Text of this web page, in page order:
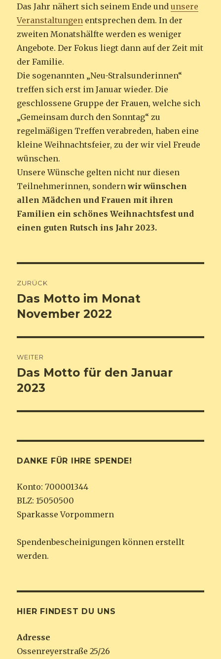
Das Jahr nähert sich seinem Ende undunsere
Veranstaltungen entsprechen dem. In der
zweiten Monatshälfte werden es weniger
Angebote. Der Fokus liegt dann auf der Zeit mit
der Familie.
Die sogenannten „Neu-Stralsunderinnen“
treffen sich erst im Januar wieder. Die
geschlossene Gruppe der Frauen, welche sich
„Gemeinsam durch den Sonntag“ zu
regelmäßigen Treffen verabreden, haben eine
kleine Weihnachtsfeier, zu der wir viel Freude
wünschen.
Unsere Wünsche gelten nicht nur diesen
Teilnehmerinnen, sondernwir wünschen
allen Mädchen und Frauen mit ihren
Familien ein schönes Weihnachtsfest und
einen guten Rutsch ins Jahr 2023.
Navigation
ZURÜCK
Vorheriger
Beitrag:
Das Motto im Monat
November 2022
WEITER
Nächster
Beitrag:
Das Motto für den Januar
2023
DANKE FÜR IHRE SPENDE!
Konto: 700001344
BLZ: 15050500
Sparkasse Vorpommern
Spendenbescheinigungen können erstellt
werden.
HIER FINDEST DU UNS
Adresse
Ossenreyerstraße 25/26